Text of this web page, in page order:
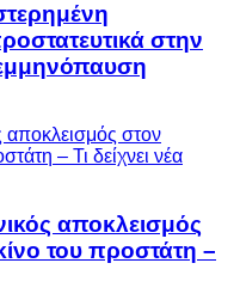
στην
αποκλεισμός
του προστάτη –